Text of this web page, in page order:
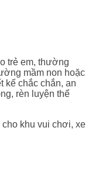
trẻ em, thường
mầm non hoặc
kế chắc chắn, an
rèn luyện thể